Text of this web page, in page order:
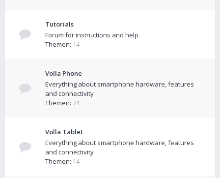
Tutorials
Forum for instructions and help
Themen: 14
Volla Phone
Everything about smartphone hardware, features
and connectivity
Themen: 74
Volla Tablet
Everything about smartphone hardware, features
and connectivity
Themen: 14